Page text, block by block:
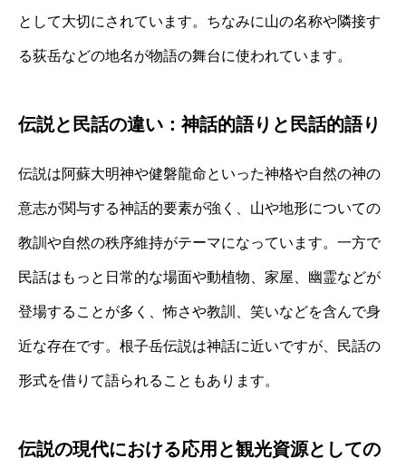
として大切にされています。ちなみに山の名称や隣接す
る荻岳などの地名が物語の舞台に使われています。
伝説と民話の違い：神話的語りと民話的語り
伝説は阿蘇大明神や健磐龍命といった神格や自然の神の
意志が関与する神話的要素が強く、山や地形についての
教訓や自然の秩序維持がテーマになっています。一方で
民話はもっと日常的な場面や動植物、家屋、幽霊などが
登場することが多く、怖さや教訓、笑いなどを含んで身
近な存在です。根子岳伝説は神話に近いですが、民話の
形式を借りて語られることもあります。
伝説の現代における応用と観光資源としての